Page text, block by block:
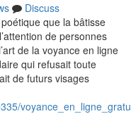
Discuss
que la bâtisse
de personnes
de la voyance en ligne
qui refusait toute
de futurs visages